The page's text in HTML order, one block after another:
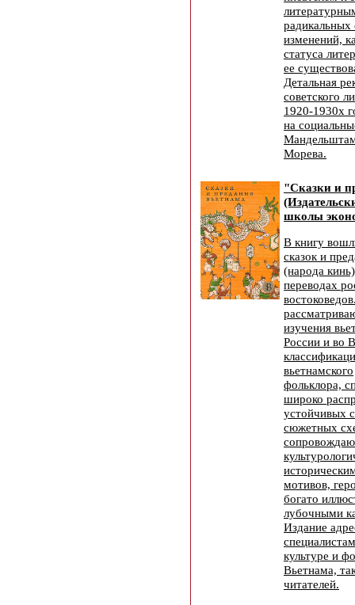
радикальных
изменений,
статуса
ее
Детальная
советского
1920-1930х
на
Морева.
"Сказки и
школы
В книгу
сказок и
(народа
переводах
изучения
России и во
вьетнамского
фольклора,
широко
устойчивых
сюжетных
мотивов,
богато
лубочными
Издание
культуре и
Вьетнама,
читателей.